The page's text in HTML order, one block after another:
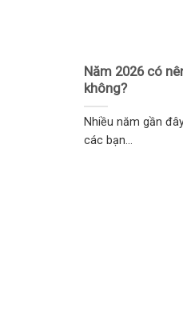
Năm 2026 có
không?
Nhiều năm gần
các bạn...